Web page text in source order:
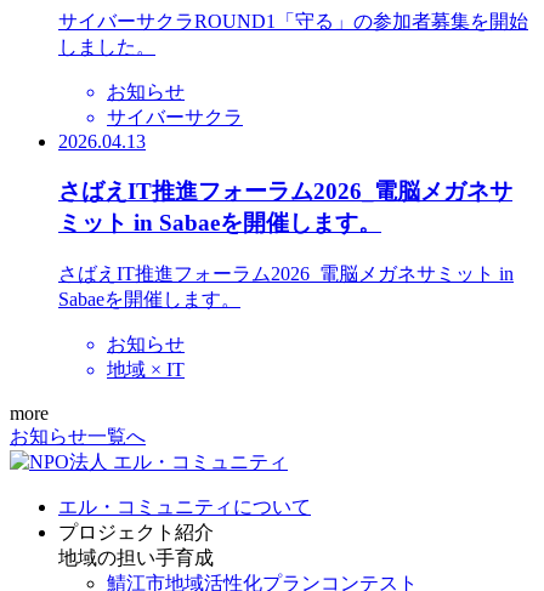
サイバーサクラROUND1「守る」の参加者募集を開始
しました。
お知らせ
サイバーサクラ
2026.04.13
さばえIT推進フォーラム2026_電脳メガネサ
ミット in Sabaeを開催します。
さばえIT推進フォーラム2026_電脳メガネサミット in
Sabaeを開催します。
お知らせ
地域 × IT
more
お知らせ一覧へ
エル・コミュニティについて
プロジェクト紹介
地域の担い手育成
鯖江市地域活性化プランコンテスト